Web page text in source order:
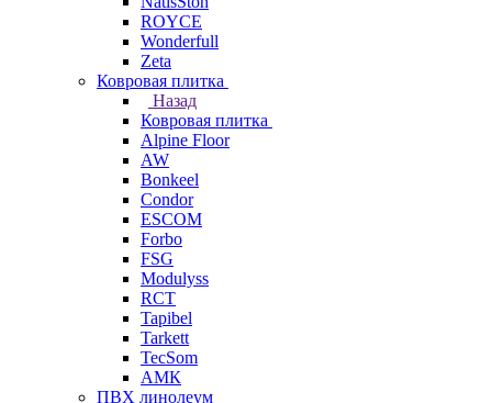
ROYCE
Wonderfull
Zeta
Ковровая плитка
Назад
Ковровая плитка
Alpine Floor
AW
Bonkeel
Condor
ESCOM
Forbo
FSG
Modulyss
RCT
Tapibel
Tarkett
TecSom
АМК
ПВХ линолеум